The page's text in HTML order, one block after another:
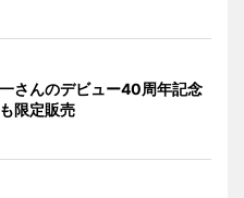
さんのデビュー40周年記念
限定販売